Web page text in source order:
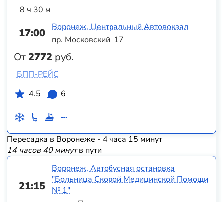
8 ч 30 м
17:00
От2772 руб.
Воронеж, Центральный Автовокзал
пр. Московский, 17
БПП-РЕЙС
4.5
6
Пересадка в Воронеже - 4 часа 15 минут
14 часов 40 минутв пути
21:15
Воронеж, Автобусная остановка
"Больница Скорой Медицинской Помощи
№ 1"